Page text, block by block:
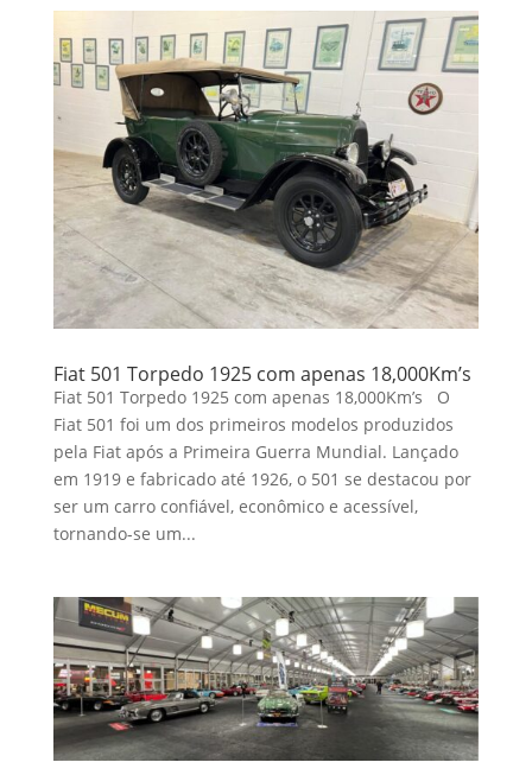
Fiat 501 Torpedo 1925 com apenas 18,000Km’s
Fiat 501 Torpedo 1925 com apenas 18,000Km’s O
Fiat 501 foi um dos primeiros modelos produzidos
pela Fiat após a Primeira Guerra Mundial. Lançado
em 1919 e fabricado até 1926, o 501 se destacou por
ser um carro confiável, econômico e acessível,
tornando-se um...